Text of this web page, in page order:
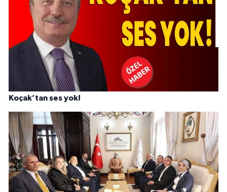
Koçak’tan ses yok!